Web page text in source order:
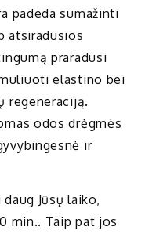
padeda sumažinti
atsiradusios
praradusi
elastino bei
regeneraciją.
odos drėgmės
ir
Jūsų laiko,
min.. Taip pat jos